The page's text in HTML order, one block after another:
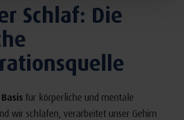
Schlaf: Die
Basisfür körperliche und mentale
wir schlafen, verarbeitet unser Gehirn